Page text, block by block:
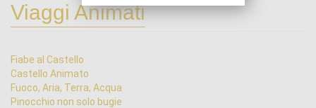
Viaggi Animati
Fiabe al Castello
Castello Animato
Fuoco, Aria, Terra, Acqua
Pinocchio non solo bugie